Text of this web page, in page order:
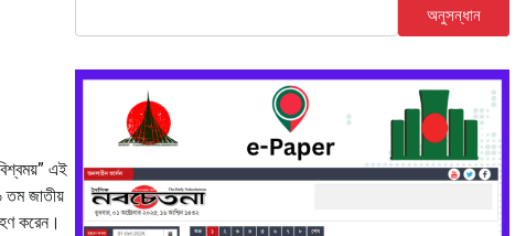
এই
তম জাতীয়
করেন।
অনুসন্ধান